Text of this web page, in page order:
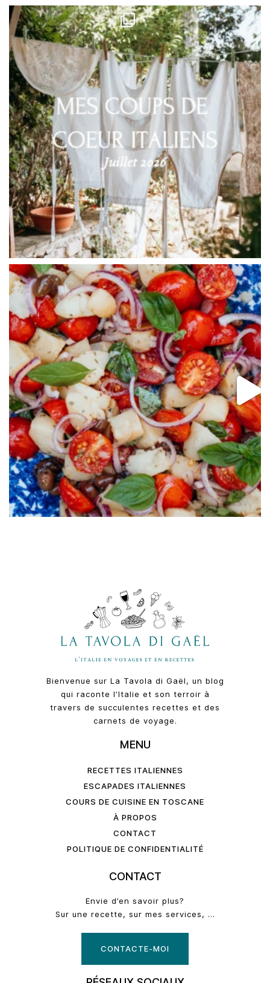
Bienvenue sur La Tavola di Gaël, un blog
qui raconte l’Italie et son terroir à
travers de succulentes recettes et des
carnets de voyage.
MENU
RECETTES ITALIENNES
ESCAPADES ITALIENNES
COURS DE CUISINE EN TOSCANE
À PROPOS
CONTACT
POLITIQUE DE CONFIDENTIALITÉ
CONTACT
Envie d’en savoir plus?
Sur une recette, sur mes services, …
CONTACTE-MOI